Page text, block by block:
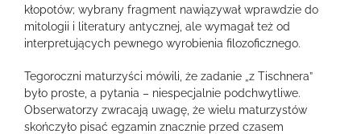
kłopotów; wybrany fragment nawiązywał wprawdzie do
mitologii i literatury antycznej, ale wymagał też od
interpretujących pewnego wyrobienia filozoficznego.
Tegoroczni maturzyści mówili, że zadanie „z Tischnera”
było proste, a pytania – niespecjalnie podchwytliwe.
Obserwatorzy zwracają uwagę, że wielu maturzystów
skończyło pisać egzamin znacznie przed czasem